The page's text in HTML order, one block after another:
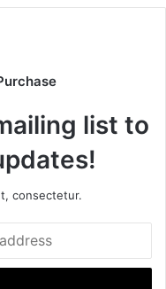
list to
consectetur.